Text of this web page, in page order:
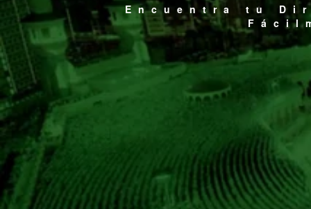
Encuentra tu